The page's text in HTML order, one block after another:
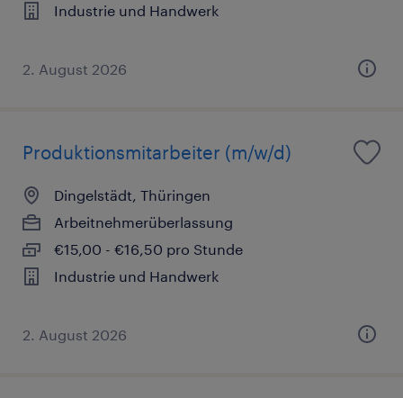
Industrie und Handwerk
2. August 2026
Produktionsmitarbeiter (m/w/d)
Dingelstädt, Thüringen
Arbeitnehmerüberlassung
€15,00 - €16,50 pro Stunde
Industrie und Handwerk
2. August 2026